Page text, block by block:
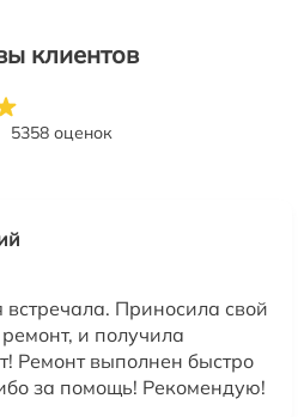
клиентов
5358 оценок
Приносила свой
и получила
Ремонт выполнен быстро
за помощь! Рекомендую!